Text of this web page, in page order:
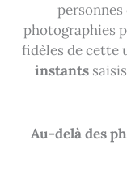
personnes
photographies
fidèles de cette
instants
Au-delà des